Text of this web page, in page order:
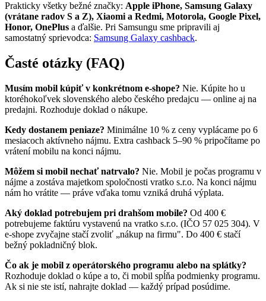
Prakticky všetky bežné značky: Apple iPhone, Samsung Galaxy
(vrátane radov S a Z), Xiaomi a Redmi, Motorola, Google Pixel,
Honor, OnePlus a ďalšie. Pri Samsungu sme pripravili aj
samostatný sprievodca: Samsung Galaxy cashback.
Časté otázky (FAQ)
Musím mobil kúpiť v konkrétnom e-shope? Nie. Kúpite ho u
ktoréhokoľvek slovenského alebo českého predajcu — online aj na
predajni. Rozhoduje doklad o nákupe.
Kedy dostanem peniaze? Minimálne 10 % z ceny vyplácame po 6
mesiacoch aktívneho nájmu. Extra cashback 5–90 % pripočítame po
vrátení mobilu na konci nájmu.
Môžem si mobil nechať natrvalo? Nie. Mobil je počas programu v
nájme a zostáva majetkom spoločnosti vratko s.r.o. Na konci nájmu
nám ho vrátite — práve vďaka tomu vzniká druhá výplata.
Aký doklad potrebujem pri drahšom mobile? Od 400 €
potrebujeme faktúru vystavenú na vratko s.r.o. (IČO 57 025 304). V
e-shope zvyčajne stačí zvoliť „nákup na firmu". Do 400 € stačí
bežný pokladničný blok.
Čo ak je mobil z operátorského programu alebo na splátky?
Rozhoduje doklad o kúpe a to, či mobil spĺňa podmienky programu.
Ak si nie ste istí, nahrajte doklad — každý prípad posúdime.